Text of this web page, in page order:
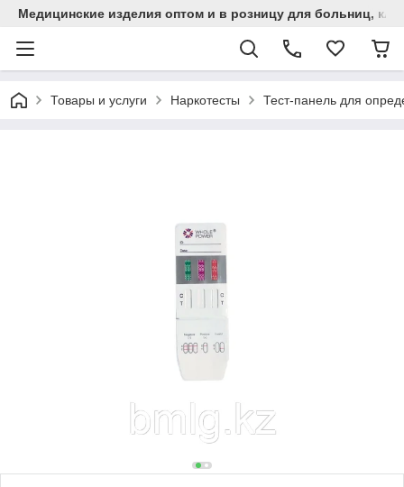
Медицинские изделия оптом и в розницу для больниц,
Товары и услуги Наркотесты Тест-панель для